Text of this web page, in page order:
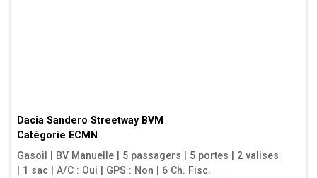
Dacia Sandero Streetway BVM
Catégorie ECMN
Gasoil
BV Manuelle 5 passagers 5 portes
2 valises
1 sac A/C : Oui GPS : Non 6 Ch. Fisc.